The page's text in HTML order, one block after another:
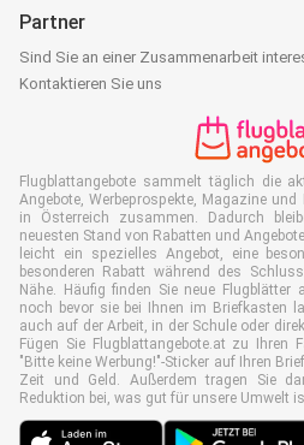
Partner
Sind Sie an einer Zusammenarbeit
Kontaktieren Sie uns
Flugblattangebote sammelt täglich die
Angebote, Werbeprospekte, Magazine
in Österreich zusammen. Dadurch
neuesten Stand von Rabatten und
leicht ein spezielles Angebot, eine
besonderen Rabatt während des
Nähe. Häufig finden Sie neue Flugblätter
noch bevor sie bei Ihnen im Briefkasten
auch auf der Arbeit, in der Schule oder
Fügen Sie Flugblattangebote.at zu Ihren
"Bitte keine Werbung!"-Sticker auf Ihren
Zeit und Geld. Außerdem tragen Sie
Reduktion bei, was gut für unsere Umwelt